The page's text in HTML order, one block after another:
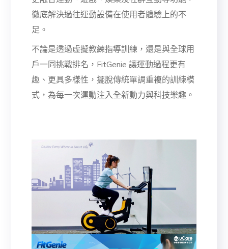
徹底解決過往運動設備在使用者體驗上的不
足。
不論是透過虛擬教練指導訓練，還是與全球用
戶一同挑戰排名，FitGenie 讓運動過程更有
趣、更具多樣性，擺脫傳統單調重複的訓練模
式，為每一次運動注入全新動力與科技樂趣。